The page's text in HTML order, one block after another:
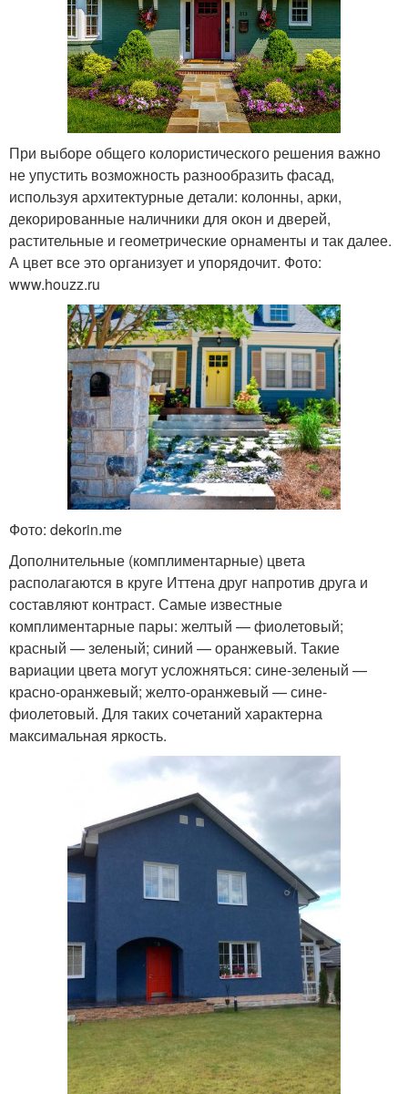
При выборе общего колористического решения важно
не упустить возможность разнообразить фасад,
используя архитектурные детали: колонны, арки,
декорированные наличники для окон и дверей,
растительные и геометрические орнаменты и так далее.
А цвет все это организует и упорядочит. Фото:
www.houzz.ru
Фото: dekorin.me
Дополнительные (комплиментарные) цвета
располагаются в круге Иттена друг напротив друга и
составляют контраст. Самые известные
комплиментарные пары: желтый — фиолетовый;
красный — зеленый; синий — оранжевый. Такие
вариации цвета могут усложняться: сине-зеленый —
красно-оранжевый; желто-оранжевый — сине-
фиолетовый. Для таких сочетаний характерна
максимальная яркость.